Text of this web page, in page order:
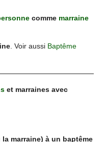
comme marraine
. Voir aussi Baptême
et marraines avec
la marraine) à un baptême